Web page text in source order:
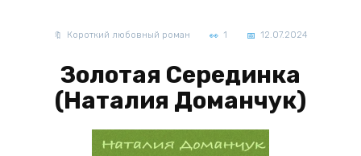
Короткий любовный роман 1 12.07.2024
Золотая Серединка
(Наталия Доманчук)